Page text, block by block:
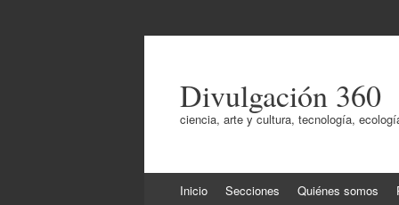
Divulgación 360
ciencia, arte y cultura, tecnología,
Inicio Secciones Quiénes somos